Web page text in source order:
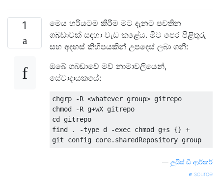
1
මෙය හරියටම කිරීම මට දැනට පවතින
ගබඩාවක් සඳහා වැඩ කළේය. මීට පෙර පිළිතුරු
සහ අදහස් කිහිපයකින් උපදෙස් ලබා ගනී:
ඔබේ ගබඩාවේ මව් නාමාවලියෙන්,
සේවාදායකයේ:
chgrp -R <whatever group> gitrepo
chmod -R g+wX gitrepo
cd gitrepo
find . -type d -exec chmod g+s {} +
ලුයිස් ඩි ආර්කර්
source